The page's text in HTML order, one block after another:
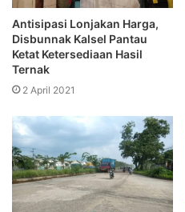
Antisipasi Lonjakan Harga,
Disbunnak Kalsel Pantau
Ketat Ketersediaan Hasil
Ternak
2 April 2021